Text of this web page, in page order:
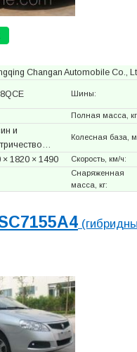
Changan Automobile Co.,
Шины:
Полная масса,
и
Колесная база,
× 1820 × 1490 Скорость, км/ч:
Снаряженная
масса, кг: